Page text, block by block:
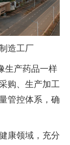
造工厂
生产药品一样
购、生产加工
管控体系，确
康领域，充分